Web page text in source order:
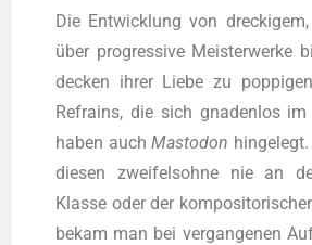
Die Ent­wick­lung von
über pro­gres­si­ve Meis­ter­wer­ke
de­cken ihrer Lie­be zu
Refrains, die sich gna­den­los im
haben auchMast­o­don
die­sen zwei­fels­oh­ne nie an
Klas­se oder der
bekam man bei ver­gan­ge­nen